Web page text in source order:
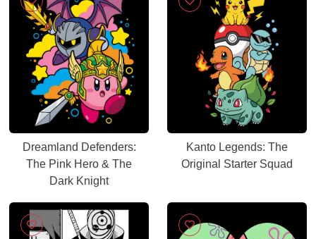
Dreamland Defenders:
The Pink Hero & The
Dark Knight
Kanto Legends: The
Original Starter Squad